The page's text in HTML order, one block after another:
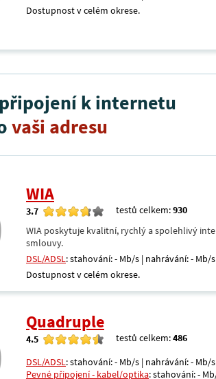
Dostupnost v celém okrese.
k internetu
vaši adresu
WIA
3.7 testů celkem:930
WIA poskytuje kvalitní, rychlý a spolehlivý
smlouvy.
DSL/ADSL: stahování: - Mb/s | nahrávání: - Mb/
Dostupnost v celém okrese.
Quadruple
4.5 testů celkem:486
DSL/ADSL: stahování: - Mb/s | nahrávání: - Mb/
Pevné připojení - kabel/optika: stahování: -